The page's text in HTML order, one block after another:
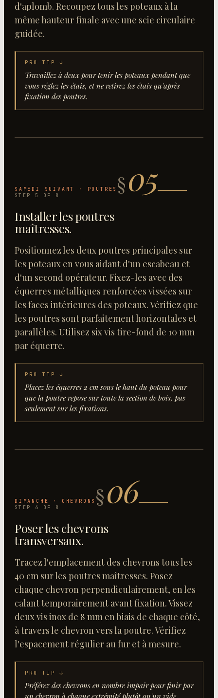
d'aplomb. Recoupez tous les poteaux à la
même hauteur finale avec une scie circulaire
guidée.
PRO TIP ↓
Travaillez à deux pour tenir les poteaux pendant que
vous réglez les étais, et ne retirez les étais qu'après
fixation des poutres.
SAMEDI SUIVANT · POUTRES §05
STEP 5 OF 8
Installer les poutres
maîtresses.
Positionnez les deux poutres principales sur
les poteaux en vous aidant d'un escabeau et
d'un second opérateur. Fixez-les avec des
équerres métalliques renforcées vissées sur
les faces intérieures des poteaux. Vérifiez que
les poutres sont parfaitement horizontales et
parallèles. Utilisez six vis tire-fond de 10 mm
par équerre.
PRO TIP ↓
Placez les équerres 2 cm sous le haut du poteau pour
que la poutre repose sur toute la section de bois, pas
seulement sur les fixations.
DIMANCHE · CHEVRONS §06
STEP 6 OF 8
Poser les chevrons
transversaux.
Tracez l'emplacement des chevrons tous les
40 cm sur les poutres maîtresses. Posez
chaque chevron perpendiculairement, en les
calant temporairement avant fixation. Vissez
deux vis inox de 8 mm en biais de chaque côté,
à travers le chevron vers la poutre. Vérifiez
l'espacement régulier au fur et à mesure.
PRO TIP ↓
Préférez des chevrons en nombre impair pour finir par
un chevron à chaque extrémité plutôt qu'un vide.